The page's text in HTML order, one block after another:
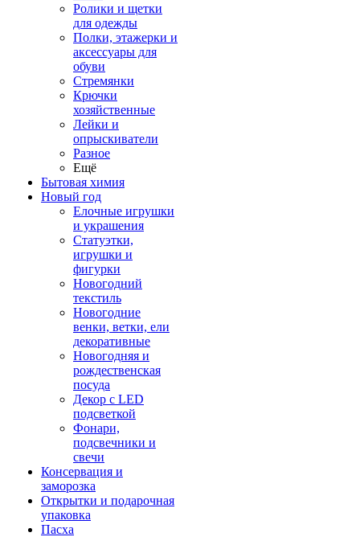
Ролики и щетки
для одежды
Полки, этажерки и
аксессуары для
обуви
Стремянки
Крючки
хозяйственные
Лейки и
опрыскиватели
Разное
Ещё
Бытовая химия
Новый год
Елочные игрушки
и украшения
Статуэтки,
игрушки и
фигурки
Новогодний
текстиль
Новогодние
венки, ветки, ели
декоративные
Новогодняя и
рождественская
посуда
Декор с LED
подсветкой
Фонари,
подсвечники и
свечи
Консервация и
заморозка
Открытки и подарочная
упаковка
Пасха